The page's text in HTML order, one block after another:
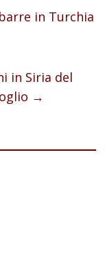
in Turchia
in Siria del
→